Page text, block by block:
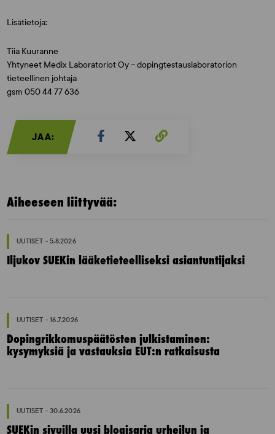
Lisätietoja:
Tiia Kuuranne
Yhtyneet Medix Laboratoriot Oy – dopingtestauslaboratorion
tieteellinen johtaja
gsm 050 44 77 636
JAA:
Aiheeseen liittyvää:
UUTISET - 5.8.2026
Iljukov SUEKin lääketieteelliseksi asiantuntijaksi
UUTISET - 16.7.2026
Dopingrikkomuspäätösten julkistaminen:
kysymyksiä ja vastauksia EUT:n ratkaisusta
UUTISET - 30.6.2026
SUEKin sivuilla uusi blogisarja urheilun ja